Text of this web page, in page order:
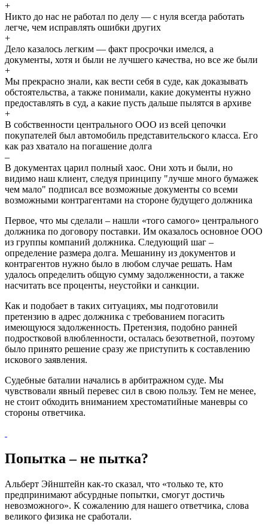
+
Никто до нас не работал по делу — с нуля всегда работать
легче, чем исправлять ошибки других
+
Дело казалось легким — факт просрочки имелся, а
документы, хотя и были не лучшего качества, но все же были
+
Мы прекрасно знали, как вести себя в суде, как доказывать
обстоятельства, а также понимали, какие документы нужно
предоставлять в суд, а какие пусть дальше пылятся в архиве
+
В собственности центрального ООО из всей цепочки
покупателей был автомобиль представительского класса. Его
как раз хватало на погашение долга
–
В документах царил полный хаос. Они хоть и были, но
видимо наш клиент, следуя принципу "лучше много бумажек
чем мало" подписал все возможные документы со всеми
возможными контрагентами на стороне будущего должника
Первое, что мы сделали – нашли «того самого» центрального
должника по договору поставки. Им оказалось основное ООО
из группы компаний должника. Следующий шаг –
определение размера долга. Мешанину из документов и
контрагентов нужно было в любом случае решать. Нам
удалось определить общую сумму задолженности, а также
насчитать все проценты, неустойки и санкции.
Как и подобает в таких ситуациях, мы подготовили
претензию в адрес должника с требованием погасить
имеющуюся задолженность. Претензия, подобно ранней
подростковой влюбленности, осталась безответной, поэтому
было принято решение сразу же приступить к составлению
искового заявления.
Судебные баталии начались в арбитражном суде. Мы
чувствовали явный перевес сил в свою пользу. Тем не менее,
не стоит обходить вниманием хрестоматийные маневры со
стороны ответчика.
Попытка – не пытка?
Альберт Эйнштейн как-то сказал, что «только те, кто
предпринимают абсурдные попытки, смогут достичь
невозможного». К сожалению для нашего ответчика, слова
великого физика не сработали.